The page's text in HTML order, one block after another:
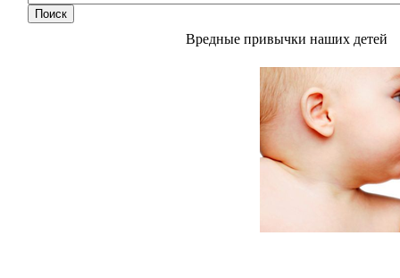
Вредные привычки наших детей